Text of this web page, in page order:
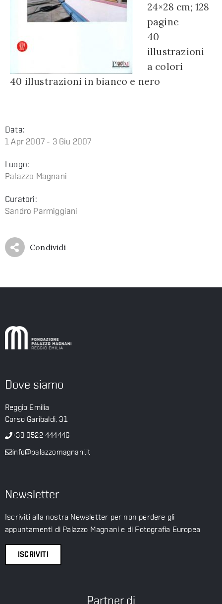
24×28 cm; 128
pagine
40
illustrazioni
a colori
40 illustrazioni in bianco e nero
Data:
1 Apr 2007 - 3 Giu 2007
Luogo:
Palazzo Magnani
Curatori:
Sandro Parmiggiani
Condividi
Dove siamo
Reggio Emilia
Corso Garibaldi, 31
+39 0522 444446
info@palazzomagnani.it
Newsletter
Iscriviti alla nostra Newsletter per non perdere gli
appuntamenti di Palazzo Magnani e di Fotografia Europea
ISCRIVITI
Partner di